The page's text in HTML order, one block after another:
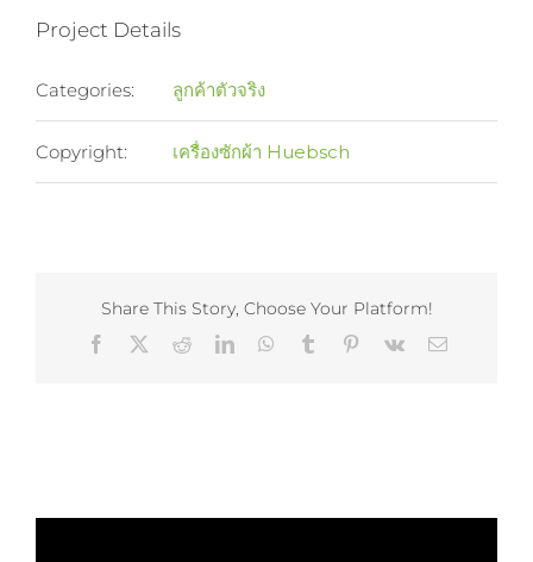
Project Details
Categories: ลูกค้าตัวจริง
Copyright: เครื่องซักผ้า Huebsch
Share This Story, Choose Your Platform!
Facebook RedditLinkedInWhatsApp
Tumblr Pinterest
Vk Email